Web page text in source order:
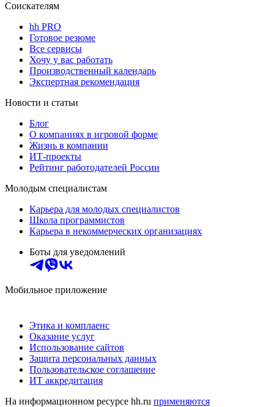
Соискателям
hh PRO
Готовое резюме
Все сервисы
Хочу у вас работать
Производственный календарь
Экспертная рекомендация
Новости и статьи
Блог
О компаниях в игровой форме
Жизнь в компании
ИТ-проекты
Рейтинг работодателей России
Молодым специалистам
Карьера для молодых специалистов
Школа программистов
Карьера в некоммерческих организациях
Боты для уведомлений
Мобильное приложение
Этика и комплаенс
Оказание услуг
Использование сайтов
Защита персональных данных
Пользовательское соглашение
ИТ аккредитация
На информационном ресурсе hh.ru применяются